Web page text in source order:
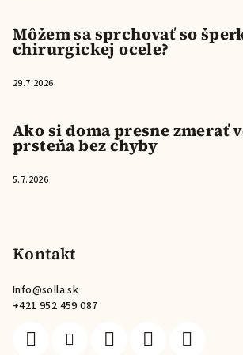
Môžem sa sprchovať so
chirurgickej ocele?
29.7.2026
Ako si doma presne zmerať
prsteňa bez chyby
5.7.2026
Kontakt
Info@solla.sk
+421 952 459 087